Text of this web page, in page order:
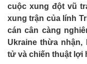
Đảng
Tổ chức nhân sự
Quốc hội
Nhận diện sự thật
cuộc xung đột vũ
xung trận của lính
cán cân càng
Ukraine thừa nhận,
tử và chiến thuật lợi